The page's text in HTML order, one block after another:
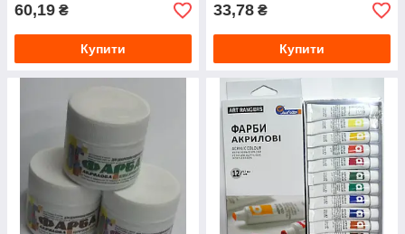
60,19 ₴
Купити
33,78 ₴
Купити